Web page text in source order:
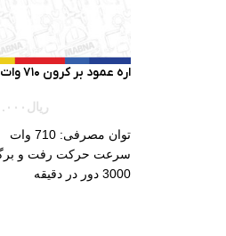
اره عمود بر کرون 710 وات مدل CT15189
ریال
توان مصرفی: 710 وات
3000 دور در دقیقه